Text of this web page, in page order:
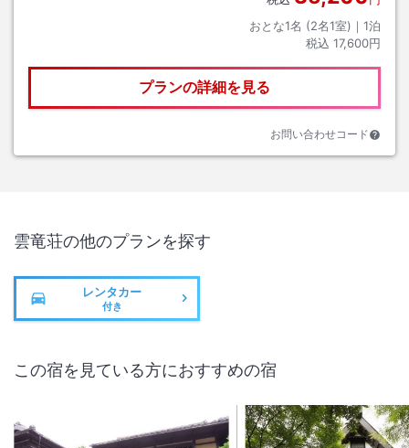
おとな1名 (2名1室)｜ 1泊
税込 17,600円
プランの詳細を見る
お問い合わせコード
雲竜荘の他のプランを探す
レンタカー
付き
この宿を見ている方におすすめの宿